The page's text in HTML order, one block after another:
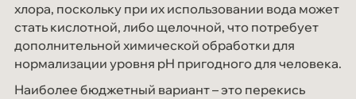
хлора, поскольку при их использовании вода может
стать кислотной, либо щелочной, что потребует
дополнительной химической обработки для
нормализации уровня pH пригодного для человека.
Наиболее бюджетный вариант – это перекись